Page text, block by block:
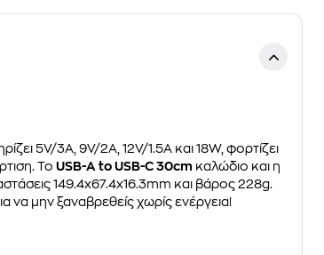
5V/3A, 9V/2A, 12V/1.5A και 18W, φορτίζει
Το USB-A to USB-C 30cm καλώδιο και η
149.4x67.4x16.3mm και βάρος 228g.
να μην ξαναβρεθείς χωρίς ενέργεια!